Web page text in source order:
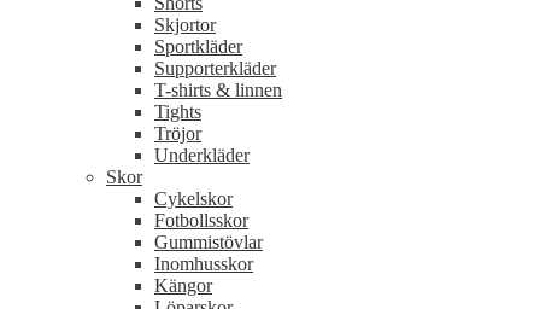
Skjortor
Sportkläder
Supporterkläder
T-shirts & linnen
Tights
Tröjor
Underkläder
Skor
Cykelskor
Fotbollsskor
Gummistövlar
Inomhusskor
Kängor